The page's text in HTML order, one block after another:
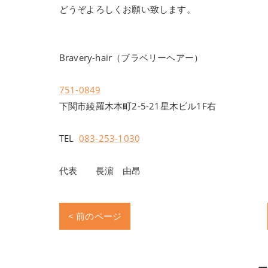
どうぞよろしくお願い致します。
Bravery-hair（ブラベリーヘアー）
751-0849
下関市綾羅木本町2-5-21星木ビル1F右
TEL 083-253-1030
代表 長濵 由昂
< 前のページ